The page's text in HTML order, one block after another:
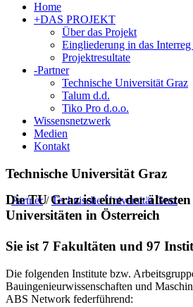
Home
+DAS PROJEKT
Über das Projekt
Eingliederung in das
Projektresultate
-Partner
Technische Universität Graz
Talum d.d.
Tiko Pro d.o.o.
Wissensnetzwerk
Medien
Kontakt
Technische Universität Graz
Partner/Technische Universität Graz
Die TU Graz ist eine der ältesten
Universitäten in Österreich
Sie ist 7 Fakultäten und 97
Die folgenden Institute bzw.
Bauingenieurwissenschaften und
ABS Network federführend: